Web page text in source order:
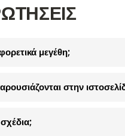
μεγέθη;
στην